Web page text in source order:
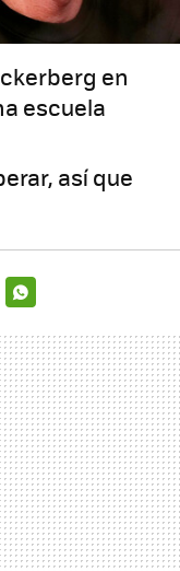
en
escuela
así que